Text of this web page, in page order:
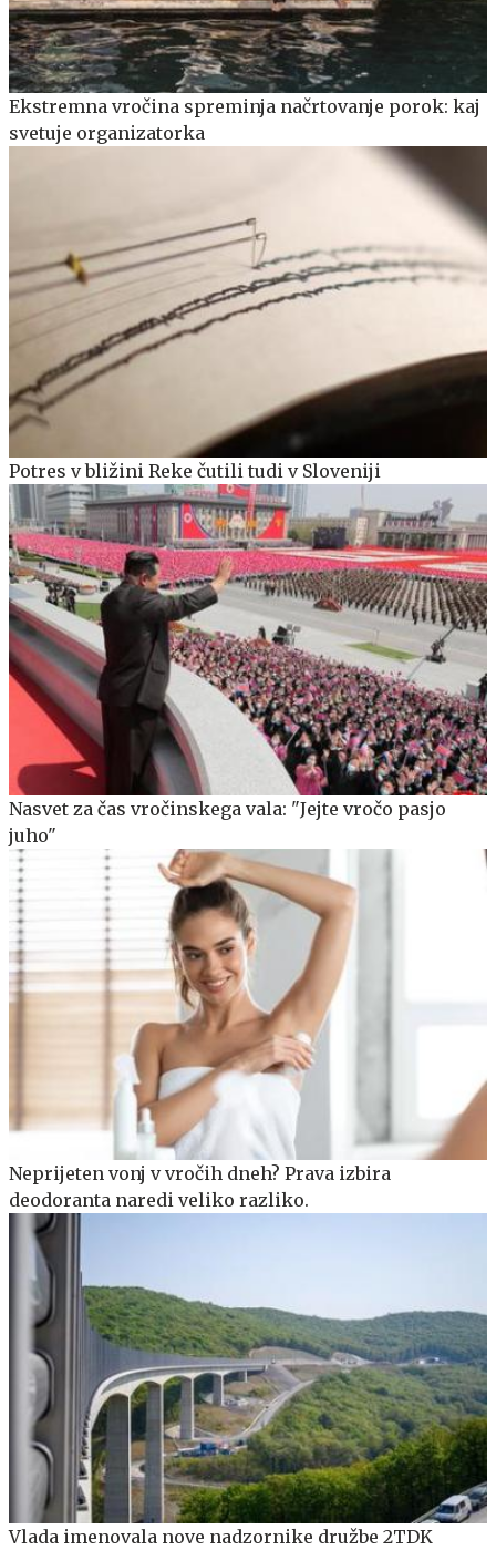
Ekstremna vročina spreminja načrtovanje porok: kaj
svetuje organizatorka
Potres v bližini Reke čutili tudi v Sloveniji
Nasvet za čas vročinskega vala: "Jejte vročo pasjo
juho"
Neprijeten vonj v vročih dneh? Prava izbira
deodoranta naredi veliko razliko.
Vlada imenovala nove nadzornike družbe 2TDK